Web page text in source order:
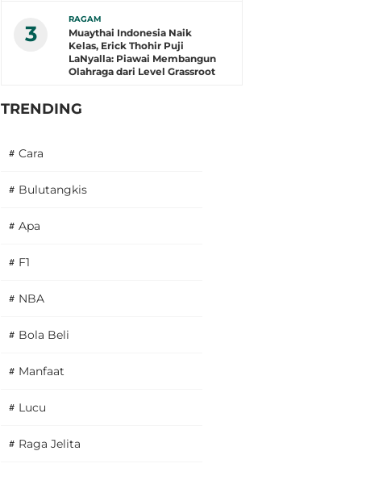
3
RAGAM
Muaythai Indonesia Naik
Kelas, Erick Thohir Puji
LaNyalla: Piawai Membangun
Olahraga dari Level Grassroot
TRENDING
# Cara
# Bulutangkis
# Apa
# F1
# NBA
# Bola Beli
# Manfaat
# Lucu
# Raga Jelita